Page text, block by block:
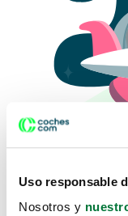
Uso responsable
Nosotros y